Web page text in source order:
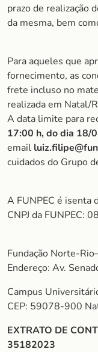
prazo de realização
da mesma, bem
Para aqueles que
fornecimento, as
frete incluso no
realizada em Natal/
A data limite para
17:00 h, do dia 18/
email
cuidados do Grupo
A FUNPEC é isenta
CNPJ da FUNPEC:
Fundação Norte-
Endereço: Av.
Campus
CEP: 59078-900
EXTRATO DE
35182023